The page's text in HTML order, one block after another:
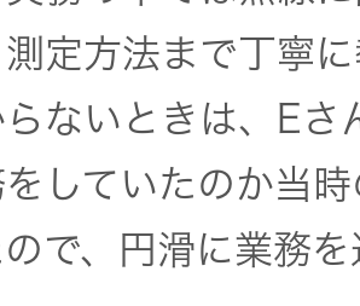
測定方法まで丁寧
ないときは、Eさ
をしていたのか当
ので、円滑に業務